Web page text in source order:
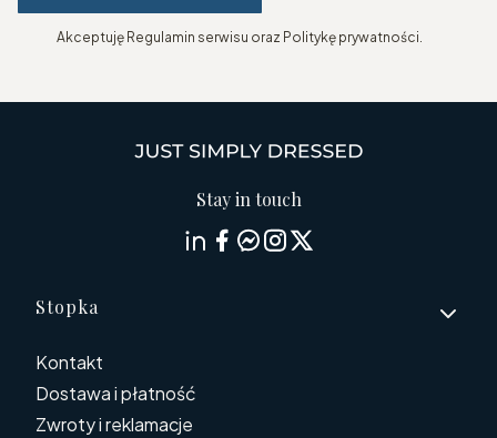
Akceptuję Regulamin serwisu oraz Politykę prywatności.
Stay in touch
Linki w stopce
Stopka
Kontakt
Dostawa i płatność
Zwroty i reklamacje